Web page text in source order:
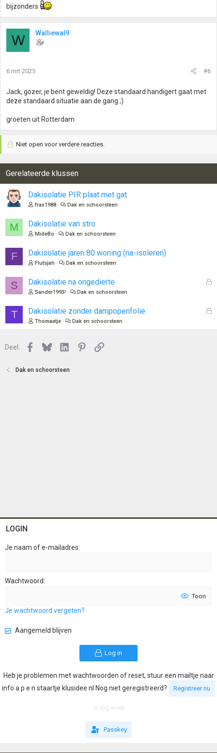
bijzonders
W Walliewal9
6 mrt 2025 #6
Jack, gozer, je bent geweldig! Deze standaard handigert gaat met
deze standaard situatie aan de gang ;)
groeten uit Rotterdam
Niet open voor verdere reacties.
Gerelateerde klussen
Dakisolatie PIR plaat met gat
frax1988 Dak en schoorsteen
M Dakisolatie van stro
MideBo Dak en schoorsteen
F Dakisolatie jaren 80 woning (na-isoleren)
Flutsjah Dak en schoorsteen
S
G
Dakisolatie na ongedierte
Sander1993! Dak en schoorsteen
T
G
Dakisolatie zonder dampopenfolie
Thomaatje Dak en schoorsteen
Deel: Facebook
BlueskyLinkedInPinterest
Link
Dak en schoorsteen
LOGIN
Je naam of e-mailadres
Wachtwoord
Toon
Je wachtwoord vergeten?
Aangemeld blijven
Log in
Heb je problemen met wachtwoorden of reset, stuur een mailtje naar
info a p e n staartje klusidee nl Nog niet geregistreerd?
Registreer nu
or log in via
Passkey